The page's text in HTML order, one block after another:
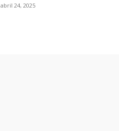
abril 24, 2025